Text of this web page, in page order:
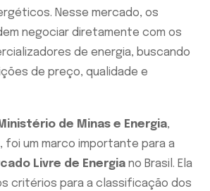
Nesse mercado, os
negociar diretamente com os
de energia, buscando
de preço, qualidade e
de Minas e Energia,
foi um marco importante para a
Livre de Energia no Brasil. Ela
critérios para a classificação dos